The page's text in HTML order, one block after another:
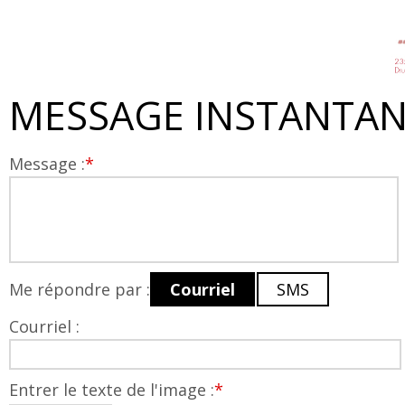
MESSAGE
Message :*
Me répondre par : Courriel
SMS
Courriel :
Entrer le texte de l'image :*